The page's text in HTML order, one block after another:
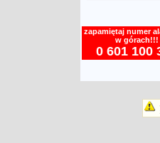
zapamiętaj numer
w górach!!!
0 601 100